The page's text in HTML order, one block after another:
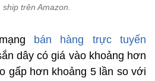
ship trên Amazon.
bán hàng trực tuyến
dây có giá vào khoảng hơn
gấp hơn khoảng 5 lần so với